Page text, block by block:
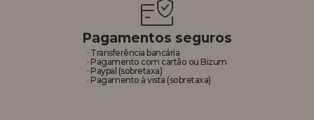
Pagamentos seguros
· Transferência bancária
· Pagamento com cartão ou Bizum
· Paypal (sobretaxa)
· Pagamento à vista (sobretaxa)